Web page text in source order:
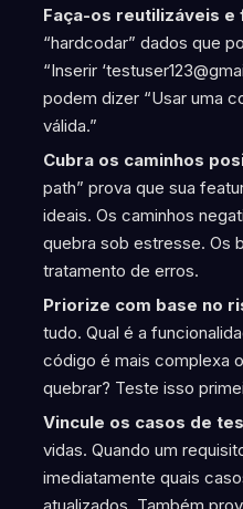
Faça-os reutilizáveis e
“hardcodar” dados que
“Inserir
podem dizer “Usar uma
válida.”
Cubra os caminhos
path” prova que sua
ideais. Os caminhos
quebra sob estresse. Os
tratamento de erros.
Priorize com base no
tudo. Qual é a
código é mais complexa
quebrar? Teste isso
Vincule os casos de
vidas. Quando um
imediatamente quais